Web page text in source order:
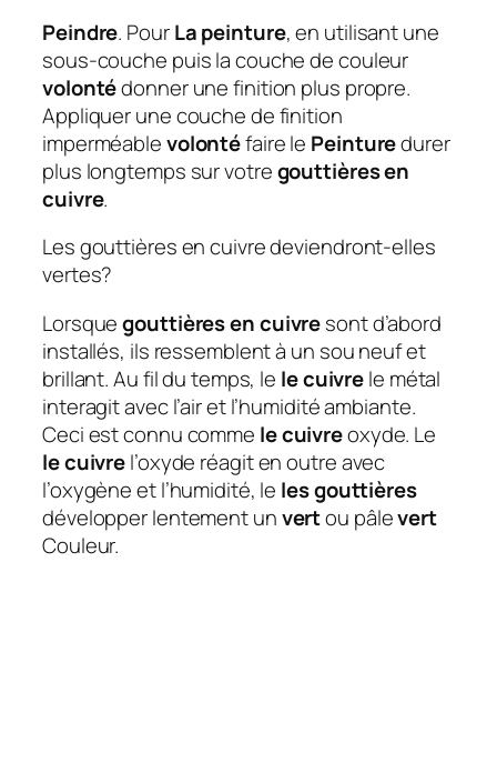
Peindre. PourLa peinture, en utilisant une
sous-couche puis la couche de couleur
volontédonner une finition plus propre.
Appliquer une couche de finition
imperméablevolontéfaire le Peinturedurer
plus longtemps sur votregouttières en
cuivre.
Les gouttières en cuivre deviendront-elles
vertes?
Lorsquegouttières en cuivresont d’abord
installés, ils ressemblent à un sou neuf et
brillant. Au fil du temps, le le cuivrele métal
interagit avec l’air et l’humidité ambiante.
Ceci est connu comme le cuivreoxyde. Le
le cuivrel’oxyde réagit en outre avec
l’oxygène et l’humidité, le les gouttières
développer lentement unvertou pâlevert
Couleur.